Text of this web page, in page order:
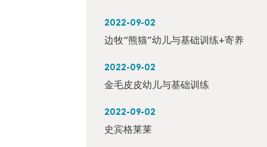
2022-09-02
边牧“熊猫”幼儿与基础训练+寄养
2022-09-02
金毛皮皮幼儿与基础训练
2022-09-02
史宾格莱莱